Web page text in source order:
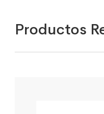
Productos